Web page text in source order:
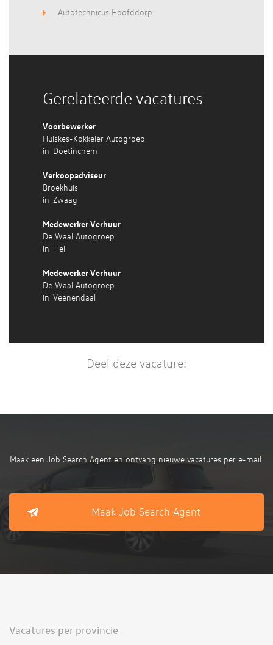
Autotechnicus Hoofddorp
Gerelateerde vacatures
Voorbewerker
Huiskes-Kokkeler Autogroep
in Doetinchem
Verkoopadviseur
Broekhuis
in Zwaag
Medewerker Verhuur
De Waal Autogroep
in Tiel
Medewerker Verhuur
De Waal Autogroep
in Veenendaal
Deel deze vacature:
Maak een Job Search Agent en ontvang nieuwe vacatures per e-mail.
Maak Job Search Agent
Vacatures per provincie